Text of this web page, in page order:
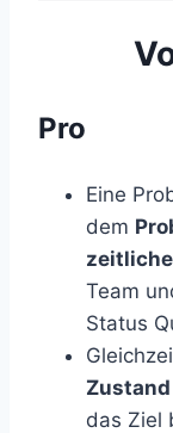
Pro
Eine
dem
Team
Status
das Ziel